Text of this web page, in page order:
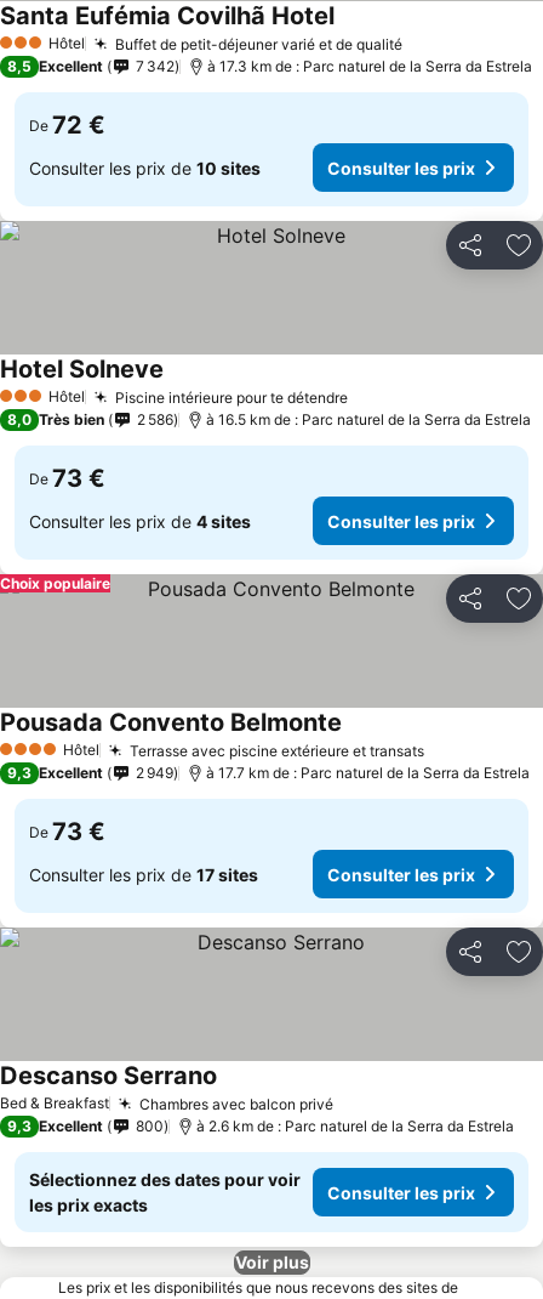
3 ÉtoilesHôtel Buffet de petit-déjeuner varié et de qualitéConsulter les
Santa Eufémia Covilhã HotelConsulter les prix
8,5 Excellent 7 342 à 17.3 km de : Parc naturel de la Serra da Estrela
De 72 €
Consulter les prix de 10 sites Consulter les prix
Partager
3 ÉtoilesHôtel Piscine intérieure pour te détendreConsulter les prix
Hotel Solneve
8,0 Très bien 2 586 à 16.5 km de : Parc naturel de la Serra da Estrela
De 73 €
Consulter les prix de 4 sites Consulter les prix
Partager
Choix populaire
4 Étoiles Hôtel Terrasse avec piscine extérieure et transatsConsulter
Pousada Convento Belmonte
9,3 Excellent 2 949 à 17.7 km de : Parc naturel de la Serra da Estrela
De 73 €
Consulter les prix de 17 sites Consulter les prix
Partager
Bed & Breakfast Chambres avec balcon privéConsulter les prix
Descanso Serrano
9,3 Excellent 800 à 2.6 km de : Parc naturel de la Serra da Estrela
Sélectionnez des dates pour voir
les prix exacts
Consulter les prix
Voir plus
Les prix et les disponibilités que nous recevons des sites de